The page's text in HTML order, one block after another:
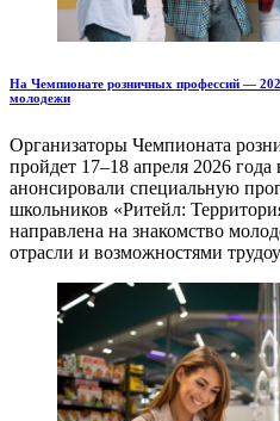
На Чемпионате розничных профессий —
молодежи
Организаторы Чемпионата
пройдет 17–18 апреля 2026
анонсировали специальную
школьников «Ритейл:
направлена на знакомство
отрасли и возможностями